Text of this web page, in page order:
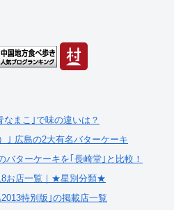
まこ｣で味の違いは？
｣ 広島の2大有名バターケーキ
バターケーキを｢長崎堂｣と比較！
お店一覧｜★星別分類★
特別版｣の掲載店一覧